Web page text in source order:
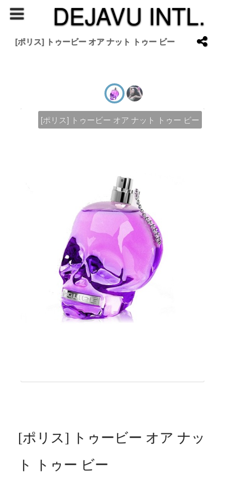
DEJAVU INTL.
[ポリス] トゥービー オア ナット トゥー ビー
[ポリス] トゥービー オア ナット トゥー ビー
[ポリス] トゥービー オア ナッ
ト トゥー ビー